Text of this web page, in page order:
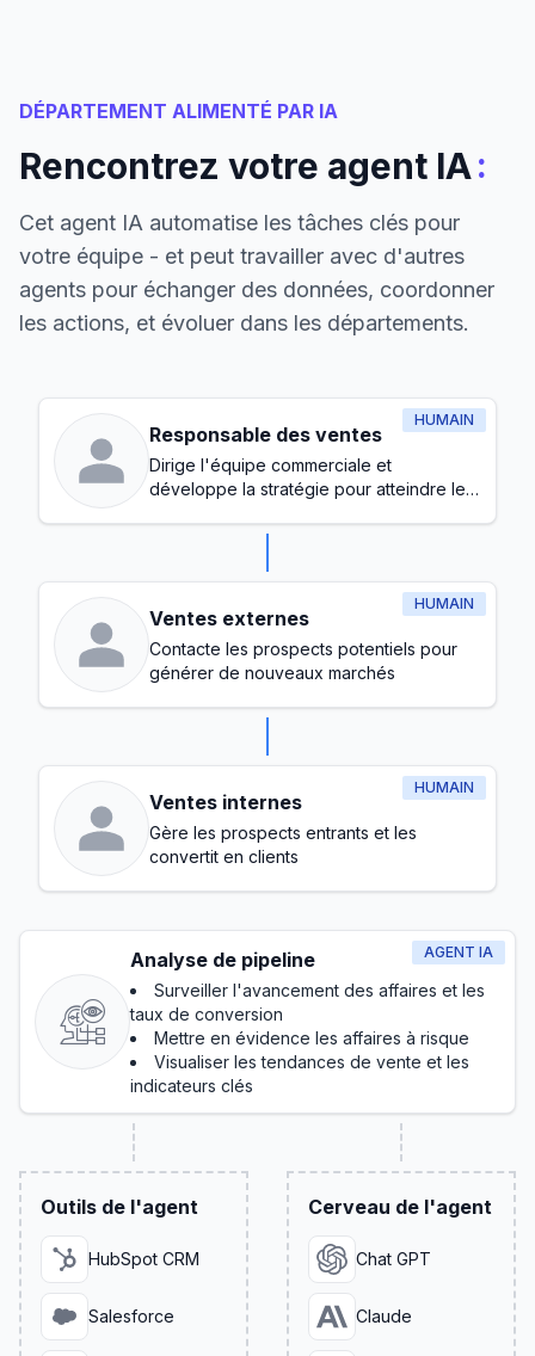
DÉPARTEMENT ALIMENTÉ PAR IA
Rencontrez votre agent IA:
Cet agent IA automatise les tâches clés pour
votre équipe - et peut travailler avec d'autres
agents pour échanger des données, coordonner
les actions, et évoluer dans les départements.
HUMAIN
Responsable des ventes
Dirige l'équipe commerciale et
développe la stratégie pour atteindre les
HUMAIN
Ventes externes
Contacte les prospects potentiels pour
générer de nouveaux marchés
HUMAIN
Ventes internes
Gère les prospects entrants et les
convertit en clients
AGENT IA
Analyse de pipeline
Surveiller l'avancement des affaires et les
taux de conversion
Mettre en évidence les affaires à risque
Visualiser les tendances de vente et les
indicateurs clés
Outils de l'agent
HubSpot CRM
Salesforce
Cerveau de l'agent
Chat GPT
Claude